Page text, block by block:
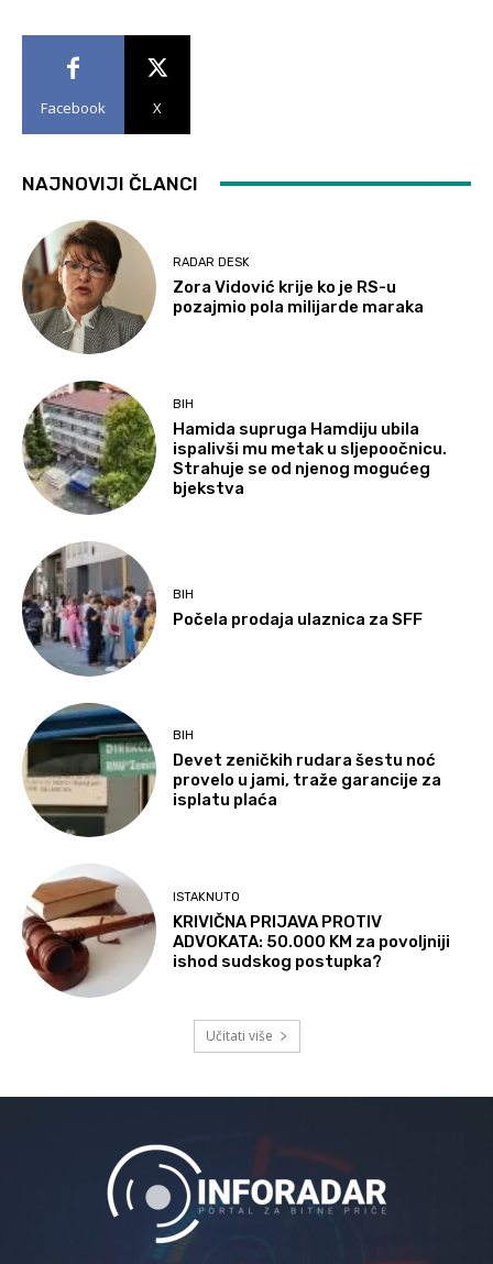
Facebook X
NAJNOVIJI ČLANCI
RADAR DESK
Zora Vidović krije ko je RS-u
pozajmio pola milijarde maraka
BIH
Hamida supruga Hamdiju ubila
ispalivši mu metak u sljepoočnicu.
Strahuje se od njenog mogućeg
bjekstva
BIH
Počela prodaja ulaznica za SFF
BIH
Devet zeničkih rudara šestu noć
provelo u jami, traže garancije za
isplatu plaća
ISTAKNUTO
KRIVIČNA PRIJAVA PROTIV
ADVOKATA: 50.000 KM za povoljniji
ishod sudskog postupka?
Učitati više